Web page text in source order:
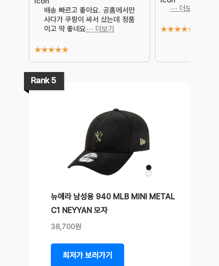
배송 빠르고 좋아요. 공홈에서만
사다가 쿠팡이 싸서 샀는데 정품
이고 딱 좋네요⋯ 더보기
★★★★★
⋯ 더보기
★★★★★
Rank 5
뉴에라 남성용 940 MLB MINI METAL
C1 NEYYAN 모자
38,700원
최저가 보러가기